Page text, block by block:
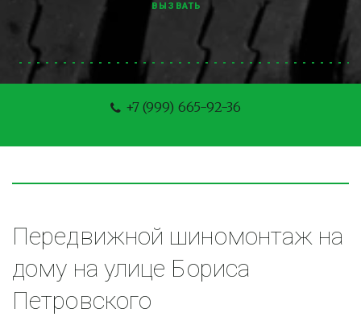
ВЫЗВАТЬ
+7 (999) 665-92-36
Передвижной шиномонтаж на
дому на улице Бориса
Петровского